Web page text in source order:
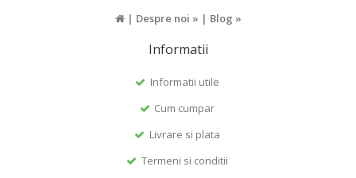
| Despre noi » | Blog »
Informatii
Informatii utile
Cum cumpar
Livrare si plata
Termeni si conditii